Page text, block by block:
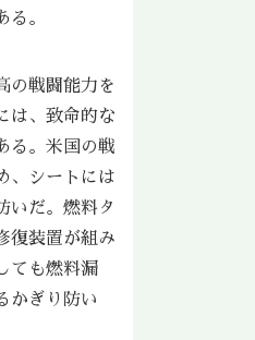
る。
の戦闘能力を
は、致命的な
る。米国の戦
、シートには
いだ。燃料タ
復装置が組み
ても燃料漏
かぎり防い